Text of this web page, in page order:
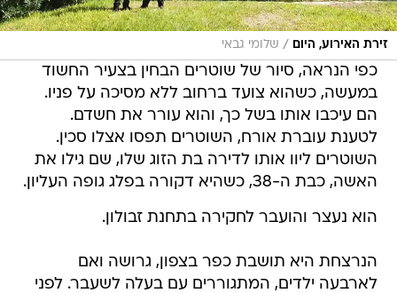
זירת האירוע, היום / שלומי גבאי
כפי הנראה, סיור של שוטרים הבחין בצעיר החשוד
במעשה, כשהוא צועד ברחוב ללא מסיכה על פניו.
הם עיכבו אותו בשל כך, והוא עורר את חשדם.
לטענת עוברת אורח, השוטרים תפסו אצלו סכין.
השוטרים ליוו אותו לדירה בת הזוג שלו, שם גילו את
האשה, כבת ה-38, כשהיא דקורה בפלג גופה העליון.
הוא נעצר והועבר לחקירה בתחנת זבולון.
הנרצחת היא תושבת כפר בצפון, גרושה ואם
לארבעה ילדים, המתגוררים עם בעלה לשעבר. לפני